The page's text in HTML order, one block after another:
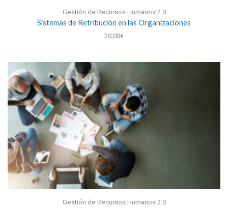
Gestión de Recursos Humanos 2.0
Sistemas de Retribución en las Organizaciones
20,00€
Gestión de Recursos Humanos 2.0